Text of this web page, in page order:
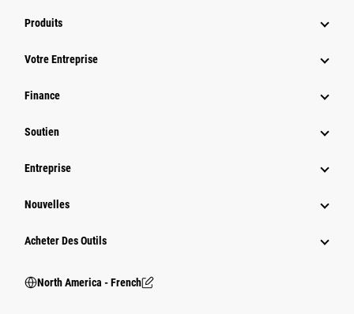
Produits
Votre Entreprise
Finance
Soutien
Entreprise
Nouvelles
Acheter Des Outils
North America - French